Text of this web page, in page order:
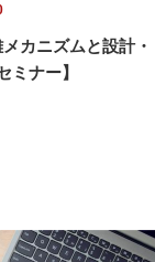
カニズムと設計・
ミナー】